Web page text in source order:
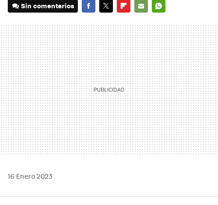
Sin comentarios
MAIL
16 Enero 2023